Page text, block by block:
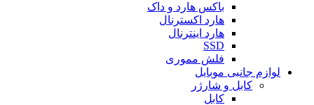
باکس هارد و داک
هارد اکسترنال
هارد اینترنال
SSD
فلش مموری
لوازم جانبی موبایل
کابل و شارژر
کابل